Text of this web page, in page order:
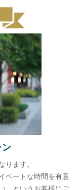
ン
ります。
ベートな時間を有意